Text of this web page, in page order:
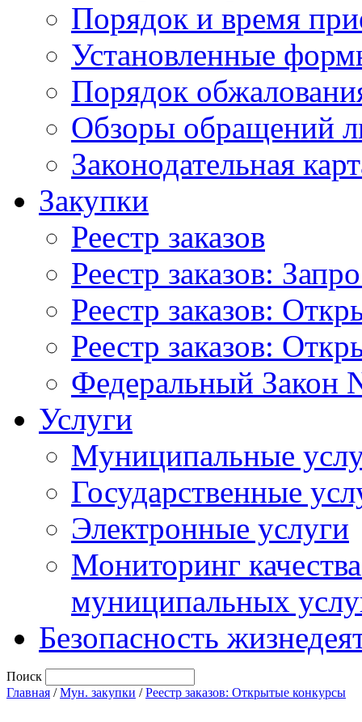
Порядок и время
Установленные
Порядок
Обзоры обращений
Законодательная
Закупки
Реестр заказов
Реестр заказов:
Реестр заказов:
Реестр заказов:
Федеральный Закон
Услуги
Муниципальные
Государственные
Электронные услуги
Мониторинг
муниципальных
Безопасность
Поиск
Главная /Мун. закупки /Реестр заказов: Открытые конкурсы